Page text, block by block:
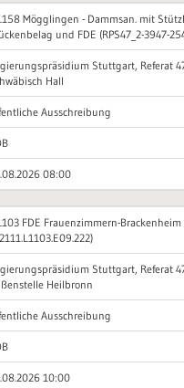
Mögglingen - Dammsan. mit
und FDE (RPS47_2-3947-
Stuttgart, Referat
Hall
Ausschreibung
08:00
FDE Frauenzimmern-Brackenheim
Stuttgart, Referat
Heilbronn
Ausschreibung
10:00